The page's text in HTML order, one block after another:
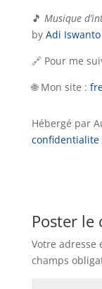
🎵 Musique
by Adi Iswanto
🔗 Pour me
🌐 Mon site :
Hébergé par
confidentialite
Poster le
Votre adresse
champs